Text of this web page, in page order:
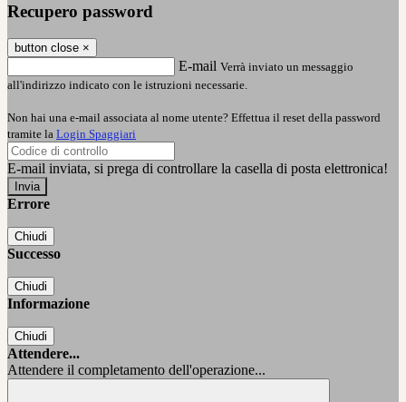
Recupero password
button close ×
E-mail Verrà inviato un messaggio
all'indirizzo indicato con le istruzioni necessarie.
Non hai una e-mail associata al nome utente? Effettua il reset della password
tramite la Login Spaggiari
E-mail inviata, si prega di controllare la casella di posta elettronica!
Errore
Chiudi
Successo
Chiudi
Informazione
Chiudi
Attendere...
Attendere il completamento dell'operazione...